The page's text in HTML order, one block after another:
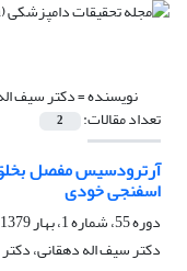
نویسنده =دکتر سیف
تعداد مقالات: 2
آرترودسیس مفصل بخلق
اسفنجی خودی
دوره 55، شماره 1، بهار 1379
دکتر سیف اله دهقانی،